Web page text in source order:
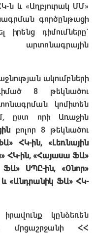
ն և «Աղբյուրակ ՄՄ»
գործընթացի
իրենց դիմումները`
արտոնագրային
ակումբների
8 թեկնածու
կոմիտեն
ըստ որի Առաջին
բոլոր 8 թեկնածու
ՀԿ-ին, «Լեռնային
ՀԿ-ին, «Հայասա ՖԱ»
ՍՊԸ-ին, «Օնոր»
և «Անդրանիկ ՖԱ» ՀԿ-
կընձեռեն
մրցաշրջանի ՀՀ